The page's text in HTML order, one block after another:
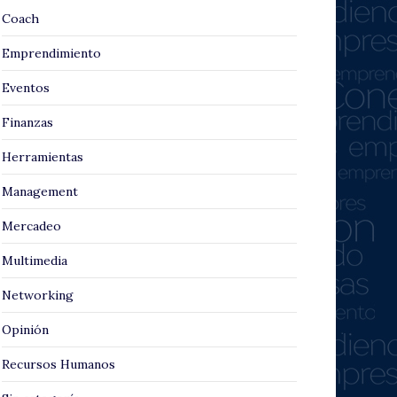
Coach
Emprendimiento
Eventos
Finanzas
Herramientas
Management
Mercadeo
Multimedia
Networking
Opinión
Recursos Humanos